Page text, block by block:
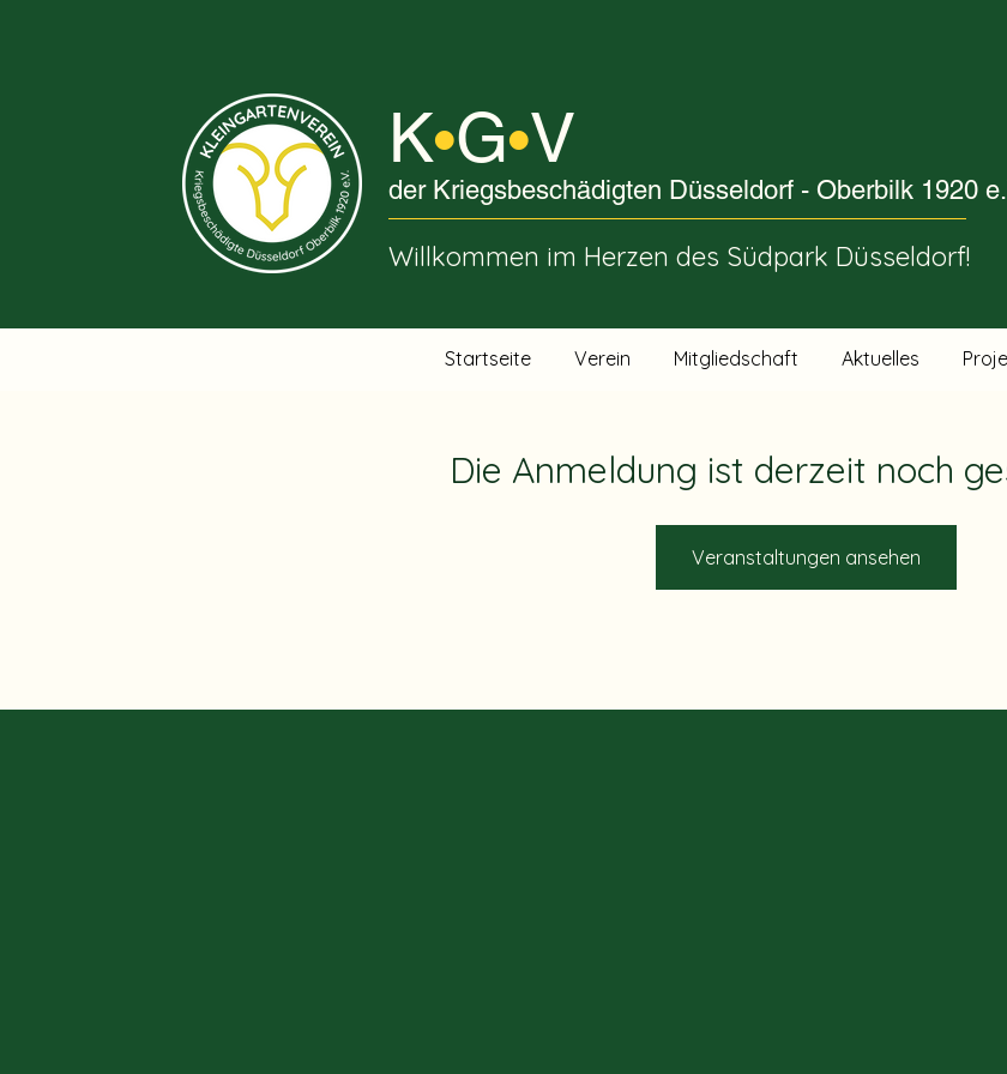
K•G•V
der Kriegsbeschädigten Düsseldorf - Oberbilk 1920
Willkommen im Herzen des Südpark Düsseldorf!
Die Anmeldung ist derzeit noch
Veranstaltungen ansehen
Startseite Verein Mitgliedschaft Aktuelles